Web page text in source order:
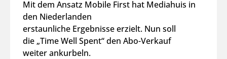
Mit dem Ansatz Mobile First hat Mediahuis in
den Niederlanden
erstaunliche Ergebnisse erzielt. Nun soll
die „Time Well Spent“ den Abo-Verkauf
weiter ankurbeln.